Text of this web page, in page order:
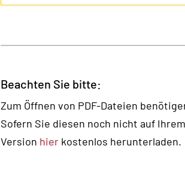
Beachten Sie bitte:
Zum Öffnen von PDF-Dateien
Sofern Sie diesen noch nicht auf
Version hier kostenlos herunterladen.